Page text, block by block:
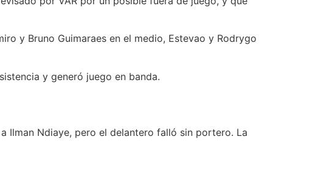
y Bruno Guimaraes en el medio, Estevao y Rodrygo
y generó juego en banda.
Ilman Ndiaye, pero el delantero falló sin portero. La